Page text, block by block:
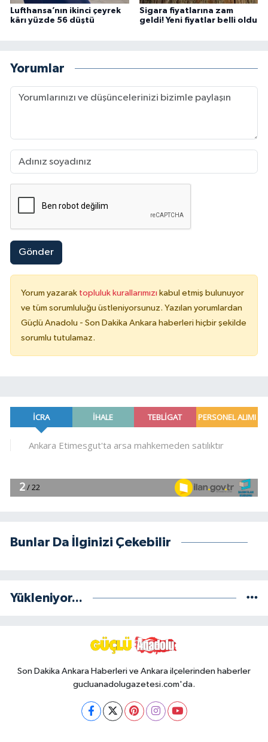
Lufthansa’nın ikinci çeyrek
kârı yüzde 56 düştü
Sigara fiyatlarına zam
geldi! Yeni fiyatlar belli oldu
Yorumlar
Gönder
Yorum yazarak topluluk kurallarımızı kabul etmiş bulunuyor
ve tüm sorumluluğu üstleniyorsunuz. Yazılan yorumlardan
Güçlü Anadolu - Son Dakika Ankara haberleri hiçbir şekilde
sorumlu tutulamaz.
Bunlar Da İlginizi Çekebilir
Yükleniyor...
Son Dakika Ankara Haberleri ve Ankara ilçelerinden haberler
gucluanadolugazetesi.com'da.